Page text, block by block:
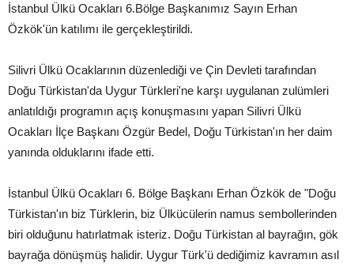
İstanbul Ülkü Ocakları 6.Bölge Başkanımız Sayın Erhan
Özkök'ün katılımı ile gerçekleştirildi.
Silivri Ülkü Ocaklarının düzenlediği ve Çin Devleti tarafından
Doğu Türkistan'da Uygur Türkleri'ne karşı uygulanan zulümleri
anlatıldığı programın açış konuşmasını yapan Silivri Ülkü
Ocakları İlçe Başkanı Özgür Bedel, Doğu Türkistan'ın her daim
yanında olduklarını ifade etti.
İstanbul Ülkü Ocakları 6. Bölge Başkanı Erhan Özkök de "Doğu
Türkistan'ın biz Türklerin, biz Ülkücülerin namus sembollerinden
biri olduğunu hatırlatmak isteriz. Doğu Türkistan al bayrağın, gök
bayrağa dönüşmüş halidir. Uygur Türk'ü dediğimiz kavramın asıl